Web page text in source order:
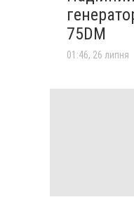
75DM
01:46, 26 липня